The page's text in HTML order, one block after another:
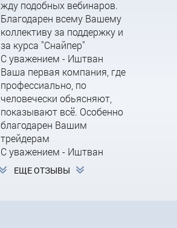
жду подобных вебинаров.
Благодарен всему Вашему
коллективу за поддержку и
за курса "Снайпер"
С уважением - Иштван
Ваша первая компания, где
профессиально, по
человечески обьясняют,
показывают всё. Особенно
благодарен Вашим
трейдерам
С уважением - Иштван
ЕЩЕ ОТЗЫВЫ